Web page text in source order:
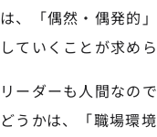
は、「偶然・偶発的
していくことが求めら
リーダーも人間なの
どうかは、「職場環